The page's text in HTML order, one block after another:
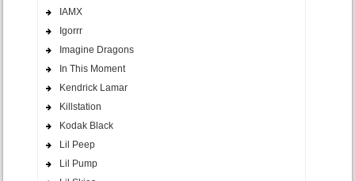
IAMX
Igorrr
Imagine Dragons
In This Moment
Kendrick Lamar
Killstation
Kodak Black
Lil Peep
Lil Pump